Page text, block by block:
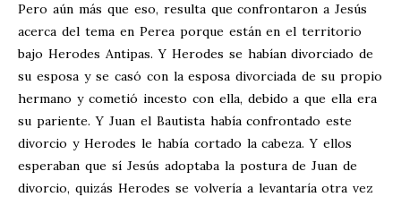
Pero aún más que eso, resulta que confrontaron a Jesús
acerca del tema en Perea porque están en el territorio
bajo Herodes Antipas. Y Herodes se habían divorciado de
su esposa y se casó con la esposa divorciada de su propio
hermano y cometió incesto con ella, debido a que ella era
su pariente. Y Juan el Bautista había confrontado este
divorcio y Herodes le había cortado la cabeza. Y ellos
esperaban que sí Jesús adoptaba la postura de Juan de
divorcio, quizás Herodes se volvería a levantaría otra vez